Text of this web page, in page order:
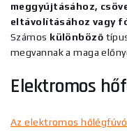
meggyújtásához,
eltávolításához vagy
Számos különböző
megvannak a maga
Elektromos
Az elektromos